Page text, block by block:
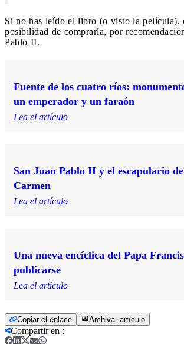
Si no has leído el libro (o visto la película),
posibilidad de comprarla, por
Pablo II.
Fuente de los cuatro ríos:
un emperador y un faraón
Lea el artículo
San Juan Pablo II y el escapulario
Carmen
Lea el artículo
Una nueva encíclica del Papa
publicarse
Lea el artículo
Copiar el enlace Archivar artículo
Compartir en :